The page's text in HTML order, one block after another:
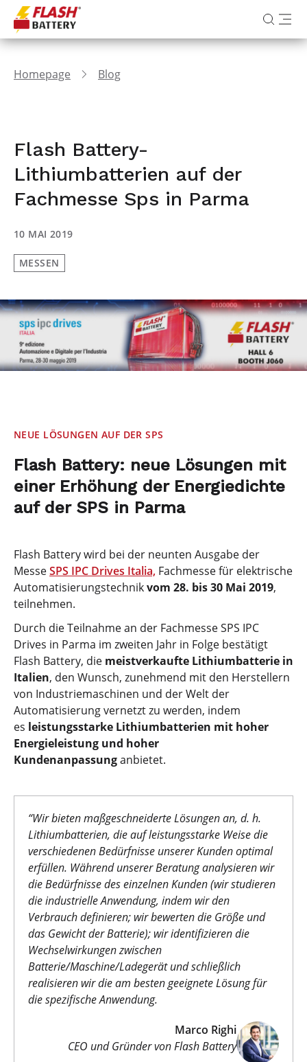
Homepage Blog
Flash Battery-
Lithiumbatterien auf der
Fachmesse Sps in Parma
10 MAI 2019
MESSEN
NEUE LÖSUNGEN AUF DER SPS
Flash Battery: neue Lösungen mit
einer Erhöhung der Energiedichte
auf der SPS in Parma
Flash Battery wird bei der neunten Ausgabe der
MesseSPS IPC Drives Italia, Fachmesse für elektrische
Automatisierungstechnikvom 28. bis 30 Mai 2019,
teilnehmen.
Durch die Teilnahme an der Fachmesse SPS IPC
Drives in Parma im zweiten Jahr in Folge bestätigt
Flash Battery, die meistverkaufte Lithiumbatterie in
Italien, den Wunsch, zunehmend mit den Herstellern
von Industriemaschinen und der Welt der
Automatisierung vernetzt zu werden, indem
es leistungsstarke Lithiumbatterien mit hoher
Energieleistung und hoher
Kundenanpassunganbietet.
“Wir bieten maßgeschneiderte Lösungen an, d. h.
Lithiumbatterien, die auf leistungsstarke Weise die
verschiedenen Bedürfnisse unserer Kunden optimal
erfüllen. Während unserer Beratung analysieren wir
die Bedürfnisse des einzelnen Kunden (wir studieren
die industrielle Anwendung, indem wir den
Verbrauch definieren; wir bewerten die Größe und
das Gewicht der Batterie); wir identifizieren die
Wechselwirkungen zwischen
Batterie/Maschine/Ladegerät und schließlich
realisieren wir die am besten geeignete Lösung für
die spezifische Anwendung.
Marco Righi
CEO und Gründer von Flash Battery